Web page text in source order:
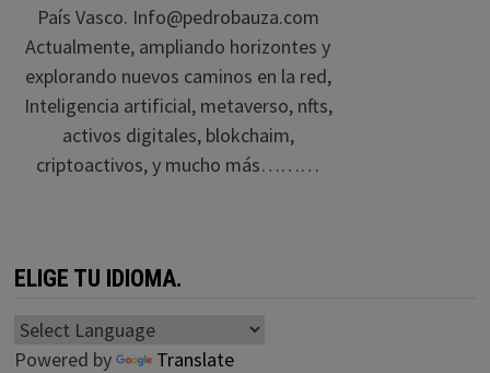
País Vasco. Info@pedrobauza.com
Actualmente, ampliando horizontes y
explorando nuevos caminos en la red,
Inteligencia artificial, metaverso, nfts,
activos digitales, blokchaim,
criptoactivos, y mucho más………
ELIGE TU IDIOMA.
Powered by Translate